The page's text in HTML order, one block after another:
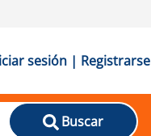
sesión | Registrarse
Buscar